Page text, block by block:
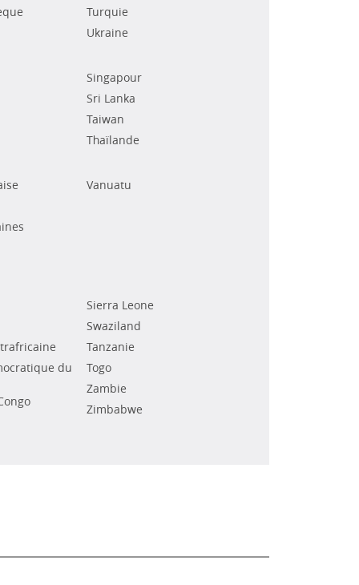
Turquie
Ukraine
Singapour
Sri Lanka
Taiwan
Thaïlande
Vanuatu
du
Sierra Leone
Swaziland
Tanzanie
Togo
Zambie
Zimbabwe